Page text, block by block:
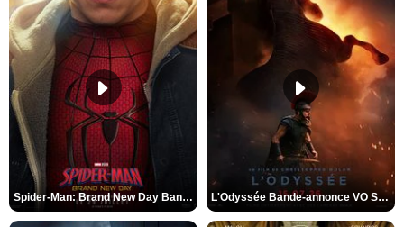
Spider-Man: Brand New Day Bande-annonce VO STFR L'Odyssée Bande-annonce VO STFR